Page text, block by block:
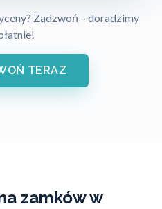
Zadzwoń – doradzimy
TERAZ
zamków w